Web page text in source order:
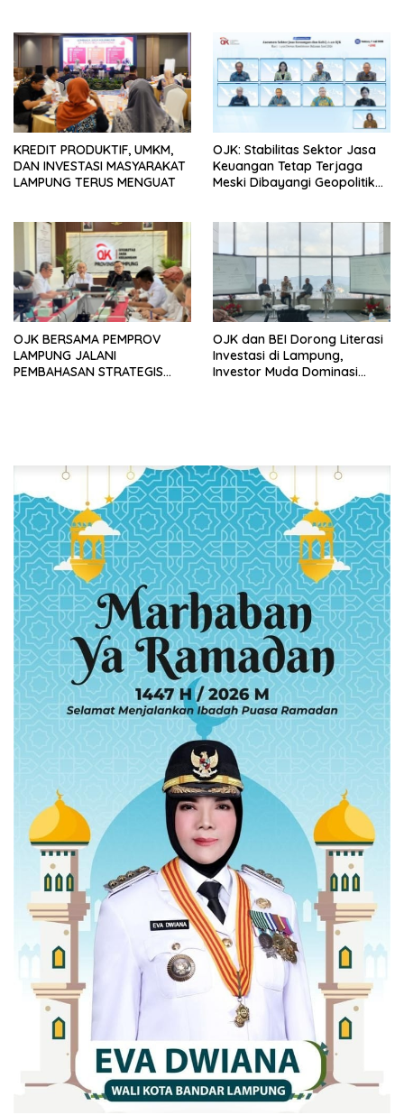
KREDIT PRODUKTIF, UMKM,
DAN INVESTASI MASYARAKAT
LAMPUNG TERUS MENGUAT
OJK: Stabilitas Sektor Jasa
Keuangan Tetap Terjaga
Meski Dibayangi Geopolitik
OJK BERSAMA PEMPROV
LAMPUNG JALANI
PEMBAHASAN STRATEGIS
OJK dan BEI Dorong Literasi
Investasi di Lampung,
Investor Muda Dominasi